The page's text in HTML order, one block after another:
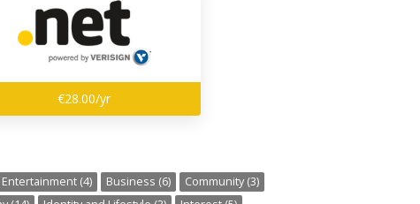
€28.00/yr
(4) Business (6)
Community (3)